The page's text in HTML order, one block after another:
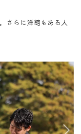
さらに洋館もある人